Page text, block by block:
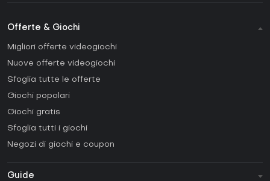
Offerte & Giochi
Migliori offerte videogiochi
Nuove offerte videogiochi
Sfoglia tutte le offerte
Giochi popolari
Giochi gratis
Sfoglia tutti i giochi
Negozi di giochi e coupon
Guide